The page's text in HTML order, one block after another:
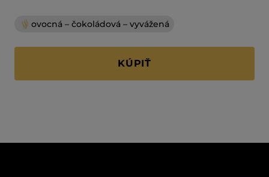
ovocná – čokoládová – vyvážená
KÚPIŤ